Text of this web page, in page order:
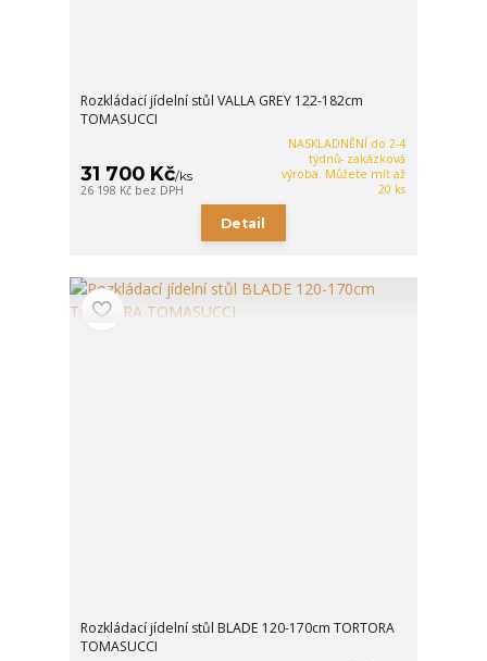
Rozkládací jídelní stůl VALLA GREY 122-182cm
TOMASUCCI
31 700 Kč/ks
26 198 Kč bez DPH
NASKLADNĚNÍ do 2-4
týdnů- zakázková
výroba. Můžete mít až
20 ks
Detail
Rozkládací jídelní stůl BLADE 120-170cm TORTORA
TOMASUCCI